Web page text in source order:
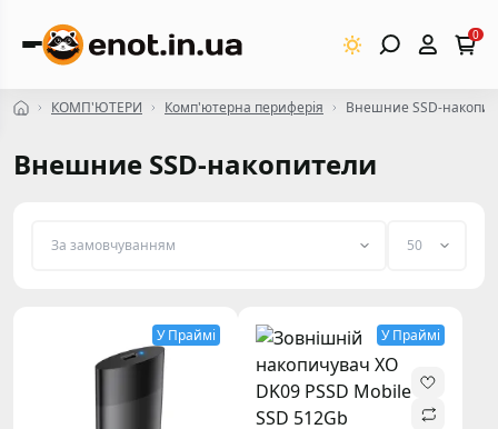
0
КОМП'ЮТЕРИ Комп'ютерна периферія Внешние SSD-
Внешние SSD-накопители
У Праймі У Праймі